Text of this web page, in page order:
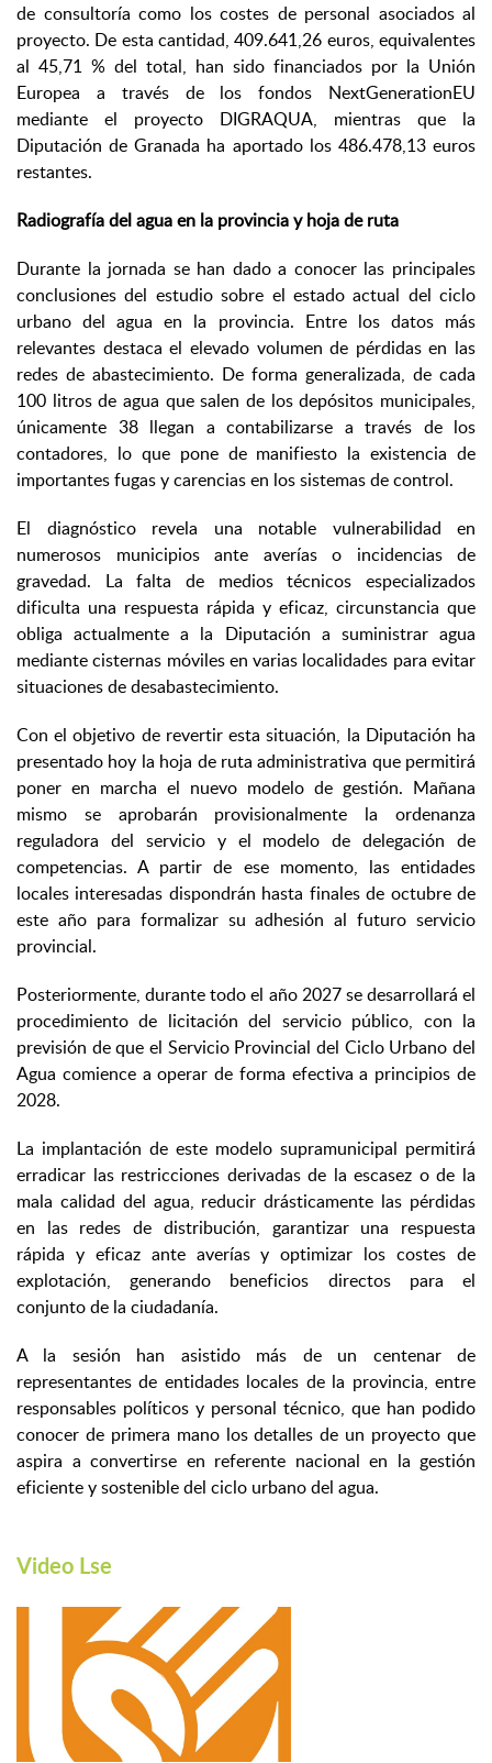
de consultoría como los costes de personal asociados al
proyecto. De esta cantidad, 409.641,26 euros, equivalentes
al 45,71 % del total, han sido financiados por la Unión
Europea a través de los fondos NextGenerationEU
mediante el proyecto DIGRAQUA, mientras que la
Diputación de Granada ha aportado los 486.478,13 euros
restantes.
Radiografía del agua en la provincia y hoja de ruta
Durante la jornada se han dado a conocer las principales
conclusiones del estudio sobre el estado actual del ciclo
urbano del agua en la provincia. Entre los datos más
relevantes destaca el elevado volumen de pérdidas en las
redes de abastecimiento. De forma generalizada, de cada
100 litros de agua que salen de los depósitos municipales,
únicamente 38 llegan a contabilizarse a través de los
contadores, lo que pone de manifiesto la existencia de
importantes fugas y carencias en los sistemas de control.
El diagnóstico revela una notable vulnerabilidad en
numerosos municipios ante averías o incidencias de
gravedad. La falta de medios técnicos especializados
dificulta una respuesta rápida y eficaz, circunstancia que
obliga actualmente a la Diputación a suministrar agua
mediante cisternas móviles en varias localidades para evitar
situaciones de desabastecimiento.
Con el objetivo de revertir esta situación, la Diputación ha
presentado hoy la hoja de ruta administrativa que permitirá
poner en marcha el nuevo modelo de gestión. Mañana
mismo se aprobarán provisionalmente la ordenanza
reguladora del servicio y el modelo de delegación de
competencias. A partir de ese momento, las entidades
locales interesadas dispondrán hasta finales de octubre de
este año para formalizar su adhesión al futuro servicio
provincial.
Posteriormente, durante todo el año 2027 se desarrollará el
procedimiento de licitación del servicio público, con la
previsión de que el Servicio Provincial del Ciclo Urbano del
Agua comience a operar de forma efectiva a principios de
2028.
La implantación de este modelo supramunicipal permitirá
erradicar las restricciones derivadas de la escasez o de la
mala calidad del agua, reducir drásticamente las pérdidas
en las redes de distribución, garantizar una respuesta
rápida y eficaz ante averías y optimizar los costes de
explotación, generando beneficios directos para el
conjunto de la ciudadanía.
A la sesión han asistido más de un centenar de
representantes de entidades locales de la provincia, entre
responsables políticos y personal técnico, que han podido
conocer de primera mano los detalles de un proyecto que
aspira a convertirse en referente nacional en la gestión
eficiente y sostenible del ciclo urbano del agua.
Video Lse